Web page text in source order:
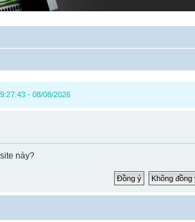
- 08/08/2026
này?